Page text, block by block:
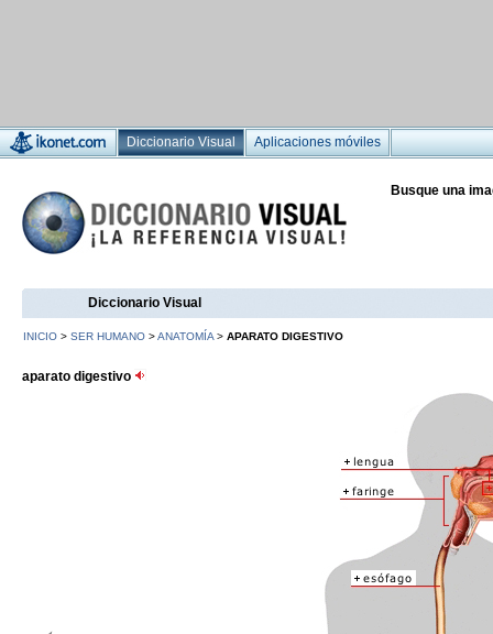
Diccionario Visual Aplicaciones móviles
Busque una
Diccionario Visual
INICIO > SER HUMANO >ANATOMÍA > APARATO DIGESTIVO
aparato digestivo